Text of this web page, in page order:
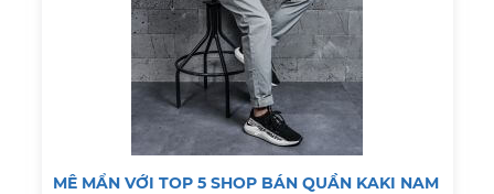
MÊ MẨN VỚI TOP 5 SHOP BÁN QUẦN KAKI NAM